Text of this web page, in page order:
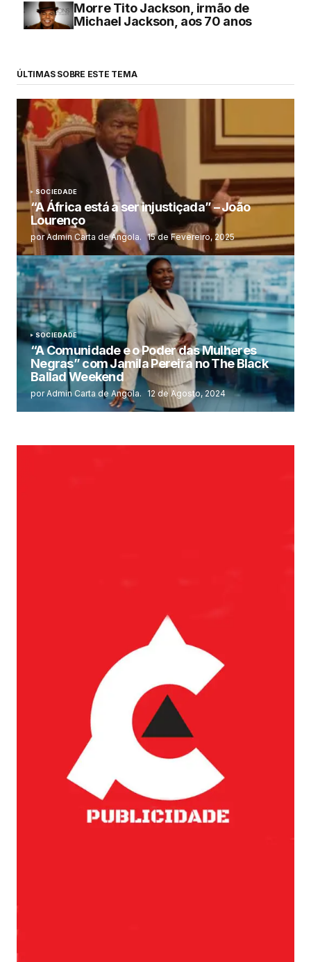
Morre Tito Jackson, irmão de
Michael Jackson, aos 70 anos
ÚLTIMAS SOBRE ESTE TEMA
SOCIEDADE
“A África está a ser injustiçada” – João
Lourenço
por Admin Carta de Angola. 15 de Fevereiro, 2025
SOCIEDADE
“A Comunidade e o Poder das Mulheres
Negras” com Jamila Pereira no The Black
Ballad Weekend
por Admin Carta de Angola. 12 de Agosto, 2024